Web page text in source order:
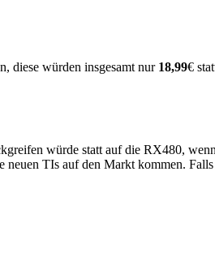
diese würden insgesamt nur 18,99€
würde statt auf die RX480,
TIs auf den Markt kommen.